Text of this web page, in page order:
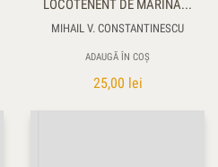
LOCOTENENT DE MARINĂ...
MIHAIL V. CONSTANTINESCU
ADAUGĂ ÎN COȘ
25,00 lei